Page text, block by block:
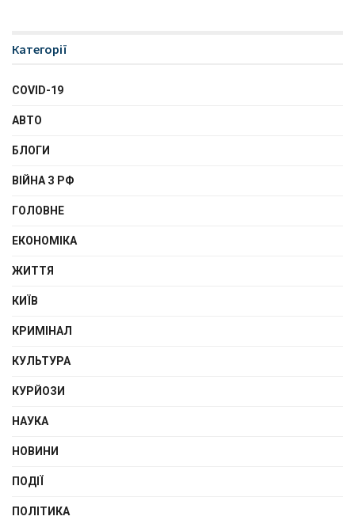
Категорії
COVID-19
АВТО
БЛОГИ
ВІЙНА З РФ
ГОЛОВНЕ
ЕКОНОМІКА
ЖИТТЯ
КИЇВ
КРИМІНАЛ
КУЛЬТУРА
КУРЙОЗИ
НАУКА
НОВИНИ
ПОДІЇ
ПОЛІТИКА